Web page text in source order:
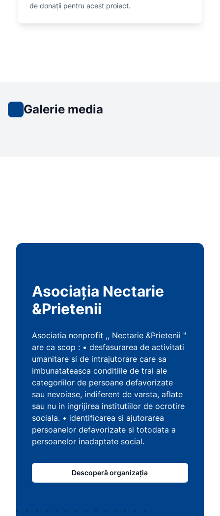
de donații pentru acest proiect.
Galerie media
Asociația Nectarie
&Prietenii
Asociatia nonprofit ,, Nectarie &Prietenii "
are ca scop : • desfasurarea de activitati
umanitare si de intrajutorare care sa
imbunatateasca conditiile de trai ale
categoriilor de persoane defavorizate
sau nevoiase, indiferent de varsta, aflate
sau nu in ingrijirea institutiilor de ocrotire
sociala. • identificarea si ajutorarea
persoanelor defavorizate si totodata a
persoanelor inadaptate social.
Descoperă organizația